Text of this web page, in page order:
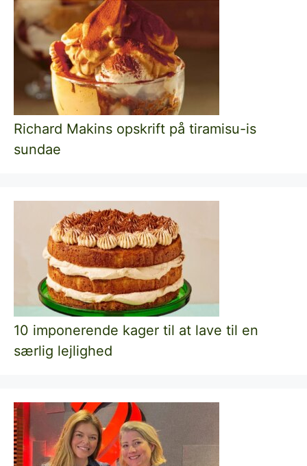
Richard Makins opskrift på tiramisu-is
sundae
10 imponerende kager til at lave til en
særlig lejlighed